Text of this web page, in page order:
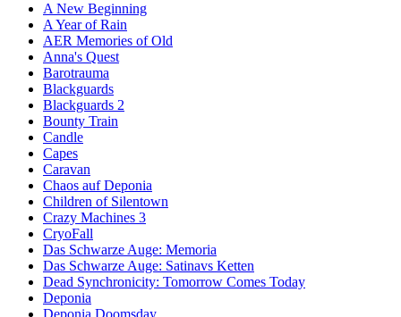
A New Beginning
A Year of Rain
AER Memories of Old
Anna's Quest
Barotrauma
Blackguards
Blackguards 2
Bounty Train
Candle
Capes
Caravan
Chaos auf Deponia
Children of Silentown
Crazy Machines 3
CryoFall
Das Schwarze Auge: Memoria
Das Schwarze Auge: Satinavs Ketten
Dead Synchronicity: Tomorrow Comes Today
Deponia
Deponia Doomsday